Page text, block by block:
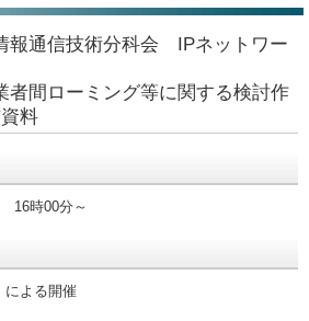
通信技術分科会 IPネットワー
者間ローミング等に関する検討作
料
16時00分～
による開催